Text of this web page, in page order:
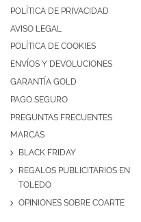
POLÍTICA DE PRIVACIDAD
AVISO LEGAL
POLÍTICA DE COOKIES
ENVÍOS Y DEVOLUCIONES
GARANTÍA GOLD
PAGO SEGURO
PREGUNTAS FRECUENTES
MARCAS
BLACK FRIDAY
REGALOS PUBLICITARIOS EN
TOLEDO
OPINIONES SOBRE COARTE